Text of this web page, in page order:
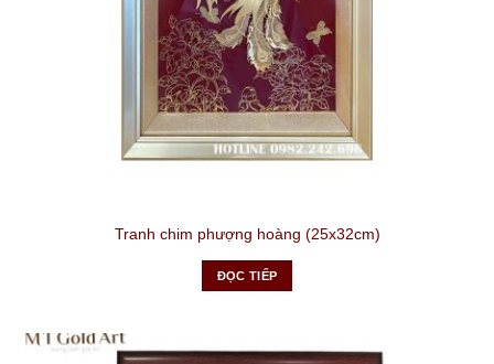
Tranh chim phượng hoàng (25x32cm)
ĐỌC TIẾP